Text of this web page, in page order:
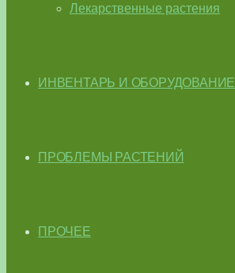
Лекарственные растения
ИНВЕНТАРЬ И ОБОРУДОВАНИЕ
ПРОБЛЕМЫ РАСТЕНИЙ
ПРОЧЕЕ